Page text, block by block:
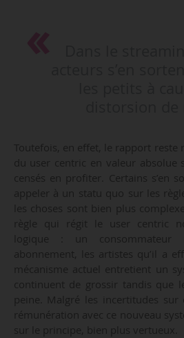
Toutefois, en effet, le rapport reste
du user centric en valeur absolue
censés en profiter. Certains s’en
appeler à un statu quo sur les
les choses sont bien plus
règle qui régit le user centric
logique : un consommateur
abonnement, les artistes qu’il a
mécanisme actuel entretient un
continuent de grossir tandis que
peine. Malgré les incertitudes
rémunération avec ce nouveau
sur le principe, bien plus vertueux.